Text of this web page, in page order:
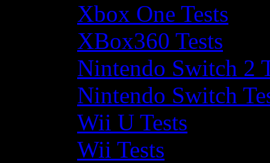
Xbox One Tests
XBox360 Tests
Nintendo Switch 2
Nintendo Switch
Wii U Tests
Wii Tests